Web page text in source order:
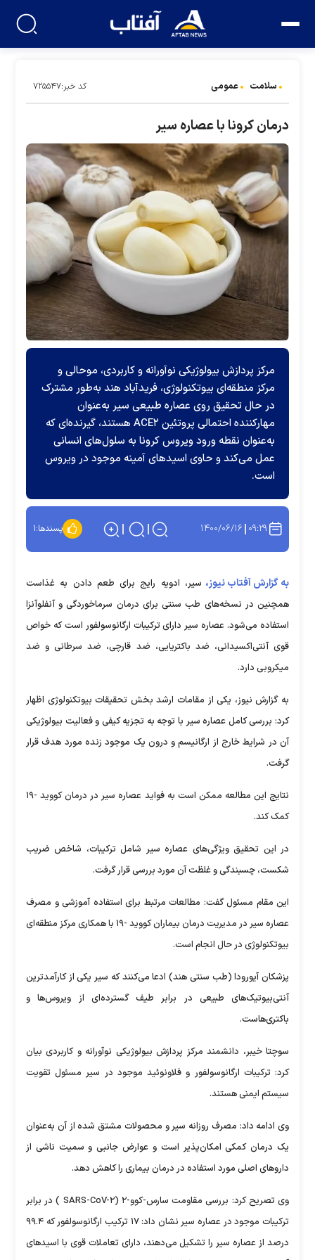
سلامت عمومی کد خبر:۷۲۵۵۴۷
درمان کرونا با عصاره سیر
مرکز پردازش بیولوژیکی نوآورانه و کاربردی، موحالی و
مرکز منطقه‌ای بیوتکنولوژی، فریدآباد هند به‌طور مشترک
در حال تحقیق روی عصاره طبیعی سیر به‌عنوان
مهارکننده احتمالی پروتئین ACE۲ هستند، گیرنده‌ای که
به‌عنوان نقطه ورود ویروس کرونا به سلول‌های انسانی
عمل می‌کند و حاوی اسیدهای آمینه موجود در ویروس
است.
۰۹:۲۹ ۱۴۰۰/۰۶/۱۶ پسندها:۱
به گزارش آفتاب نیوز، سیر، ادویه رایج برای طعم دادن به غذاست
همچنین در نسخه‌های طب سنتی برای درمان سرماخوردگی و آنفلوآنزا
استفاده می‌شود. عصاره سیر دارای ترکیبات ارگانوسولفور است که خواص
قوی آنتی‌اکسیدانی، ضد باکتریایی، ضد قارچی، ضد سرطانی و ضد
میکروبی دارد.
به گزارش نیوز، یکی از مقامات ارشد بخش تحقیقات بیوتکنولوژی اظهار
کرد: بررسی کامل عصاره سیر با توجه به تجزیه کیفی و فعالیت بیولوژیکی
آن در شرایط خارج از ارگانیسم و درون یک موجود زنده مورد هدف قرار
گرفت.
نتایج این مطالعه ممکن است به فواید عصاره سیر در درمان کووید -۱۹
کمک کند.
در این تحقیق ویژگی‌های عصاره سیر شامل ترکیبات، شاخص ضریب
شکست، چسبندگی و غلظت آن مورد بررسی قرار گرفت.
این مقام مسئول گفت: مطالعات مرتبط برای استفاده آموزشی و مصرف
عصاره سیر در مدیریت درمان بیماران کووید -۱۹ با همکاری مرکز منطقه‌ای
بیوتکنولوژی در حال انجام است.
پزشکان آیورودا (طب سنتی هند) ادعا می‌کنند که سیر یکی از کارآمدترین
آنتی‌بیوتیک‌های طبیعی در برابر طیف گسترده‌ای از ویروس‌ها و
باکتری‌هاست.
سوچتا خیبر، دانشمند مرکز پردازش بیولوژیکی نوآورانه و کاربردی بیان
کرد: ترکیبات ارگانوسولفور و فلاونوئید موجود در سیر مسئول تقویت
سیستم ایمنی هستند.
وی ادامه داد: مصرف روزانه سیر و محصولات مشتق شده از آن به‌عنوان
یک درمان کمکی امکان‌پذیر است و عوارض جانبی و سمیت ناشی از
داروهای اصلی مورد استفاده در درمان بیماری را کاهش دهد.
وی تصریح کرد: بررسی مقاومت سارس-کوو-۲ (SARS-CoV-۲ ) در برابر
ترکیبات موجود در عصاره سیر نشان داد: ۱۷ ترکیب ارگانوسولفور که ۹۹.۴
درصد از عصاره سیر را تشکیل می‌دهند، دارای تعاملات قوی با اسیدهای